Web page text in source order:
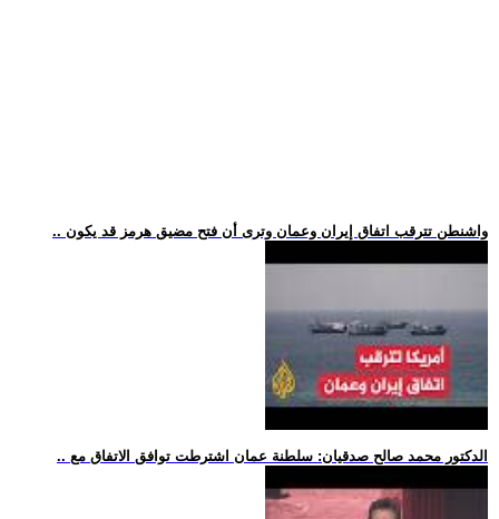
.. واشنطن تترقب اتفاق إيران وعمان وترى أن فتح مضيق هرمز قد يكون
.. الدكتور محمد صالح صدقيان: سلطنة عمان اشترطت توافق الاتفاق مع